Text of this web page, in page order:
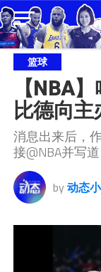
篮球
【NBA
比德向
消息出来后，
接@NBA并写
by 动态